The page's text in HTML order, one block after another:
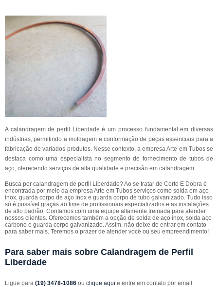
A calandragem de perfil Liberdade é um processo fundamental em diversas
indústrias, permitindo a moldagem e conformação de peças essenciais para a
fabricação de variados produtos. Nesse contexto, a empresa Arte em Tubos se
destaca como uma especialista no segmento de fornecimento de tubos de
aço, oferecendo serviços de alta qualidade e precisão em calandragem.
Busca por calandragem de perfil Liberdade? Ao se tratar de Corte E Dobra é
encontrada por meio da empresa Arte em Tubos serviços como solda em aço
inox, guarda corpo de aço inox e guarda corpo de tubo galvanizado. Tudo isso
só é possível graças ao time de profissionais especializados e as instalações
de alto padrão. Contamos com uma equipe altamente treinada para atender
nossos clientes. Oferecemos também a opção de solda de aço inox, solda aço
carbono e guarda corpo galvanizado. Assim, não deixe de entrar em contato
para saber mais. Teremos o prazer de atender você ou seu empreendimento!
Para saber mais sobre Calandragem de Perfil
Liberdade
Ligue para (19) 3478-1086 ou clique aqui e entre em contato por email.